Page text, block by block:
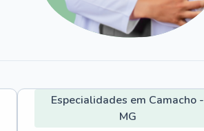
Especialidades em Camacho -
MG